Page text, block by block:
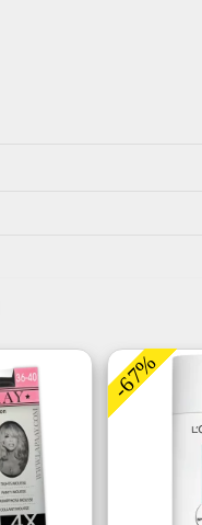
-67%